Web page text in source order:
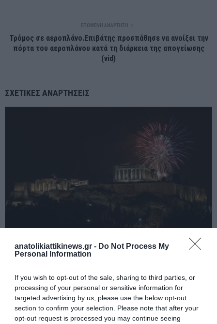
anatolikiattikinews.gr - Do Not Process My
Personal Information
If you wish to opt-out of the sale, sharing to third parties, or
processing of your personal or sensitive information for
targeted advertising by us, please use the below opt-out
section to confirm your selection. Please note that after your
opt-out request is processed you may continue seeing
ΕΠΌΜΕΝΗ ΑΝΆΡΤΗΣΗ
Τρόμος σε αεροπλάνο.Επιβάτης προσπάθησε να ανοίξει την
πόρτα του αεροπλάνου κατά τη διάρκεια της απογείωσης
(vid)
ΣΧΕΤΙΚΈΣ ΑΝΑΡΤΉΣΕΙΣ
Φαντασμαγορική η υποδοχή του 2024 στην Αθήνα (φωτο)